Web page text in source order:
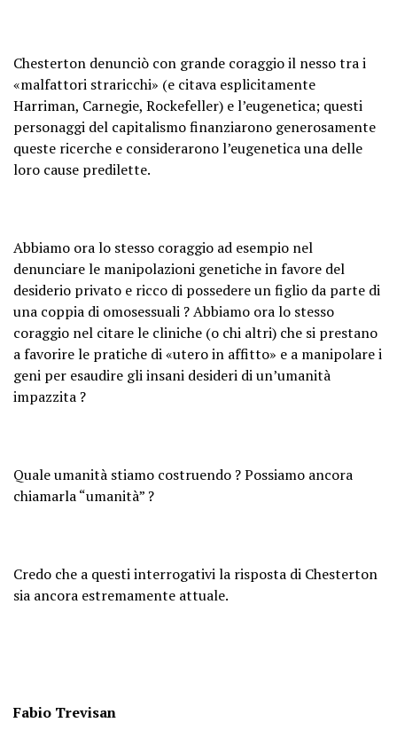
Chesterton denunciò con grande coraggio il nesso tra i
«malfattori straricchi» (e citava esplicitamente
Harriman, Carnegie, Rockefeller) e l’eugenetica; questi
personaggi del capitalismo finanziarono generosamente
queste ricerche e considerarono l’eugenetica una delle
loro cause predilette.
Abbiamo ora lo stesso coraggio ad esempio nel
denunciare le manipolazioni genetiche in favore del
desiderio privato e ricco di possedere un figlio da parte di
una coppia di omosessuali ? Abbiamo ora lo stesso
coraggio nel citare le cliniche (o chi altri) che si prestano
a favorire le pratiche di «utero in affitto» e a manipolare i
geni per esaudire gli insani desideri di un’umanità
impazzita ?
Quale umanità stiamo costruendo ? Possiamo ancora
chiamarla “umanità” ?
Credo che a questi interrogativi la risposta di Chesterton
sia ancora estremamente attuale.
Fabio Trevisan